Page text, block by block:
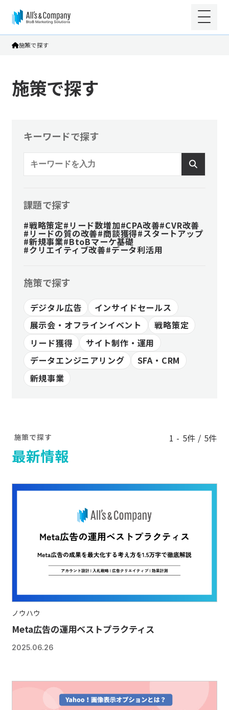
施策で探す
施策で探す
キーワードで探す
課題で探す
#戦略策定#リード数増加#CPA改善#CVR改善
#リードの質の改善#商談獲得#スタートアップ
#新規事業#BtoBマーケ基礎
#クリエイティブ改善#データ利活用
施策で探す
デジタル広告
インサイドセールス
展示会・オフラインイベント
戦略策定
リード獲得
サイト制作・運用
データエンジニアリング
SFA・CRM
新規事業
施策で探す
最新情報
1 - 5件 / 5件
ノウハウ
Meta広告の運用ベストプラクティス
2025.06.26